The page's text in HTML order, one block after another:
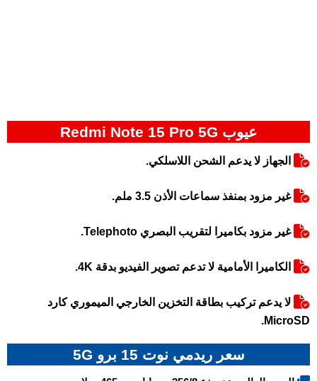
عيوب Redmi Note 15 Pro 5G
الجهاز لا يدعم الشحن اللاسلكي.
غير مزود بمنفذ سماعات الأذن 3.5 ملم.
غير مزود بكاميرا لتقريب البصري Telephoto.
الكاميرا الأمامية لا تدعم تصوير الفيديو بدقة 4K.
لا يدعم تركيب بطاقة التخزين الخارجي الميموري كارد
MicroSD.
سعر ريدمي نوت 15 برو 5G